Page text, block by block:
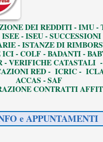
DEI REDDITI - IMU -
- ISEU - SUCCESSIONI
- ISTANZE DI
ICI - COLF - BADANTI -
- VERIFICHE CATASTALI -
RED - ICRIC -
ACCAS - SAF
CONTRATTI
e APPUNTAMENTI